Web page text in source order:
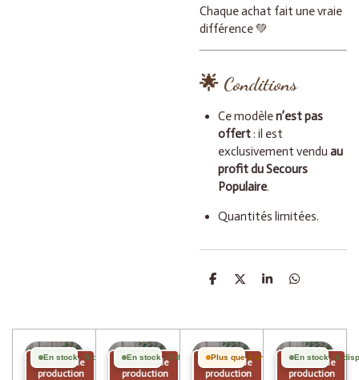
Chaque achat fait une vraie
différence 💚
🌟 Conditions
Ce modèlen’est pas
offert: il est
exclusivement vendu au
profit du Secours
Populaire.
Quantités limitées.
P
a
g
e
r
P
a
g
e
r
P
a
P
a
g
e
r
Fin de
production
En stock - 5 disponibles Fin de
production
En stock - 5 disponibles Fin de
production
Plus que 4 en stock
Fin de
production
En stock - 8